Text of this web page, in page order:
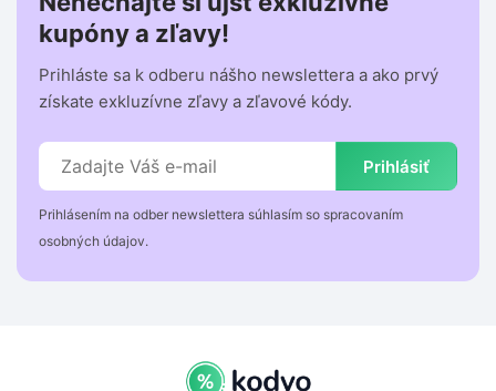
kupóny a zľavy!
Prihláste sa k odberu nášho newslettera a ako prvý
získate exkluzívne zľavy a zľavové kódy.
Prihlásiť
Prihlásením na odber newslettera súhlasím so spracovaním
osobných údajov.